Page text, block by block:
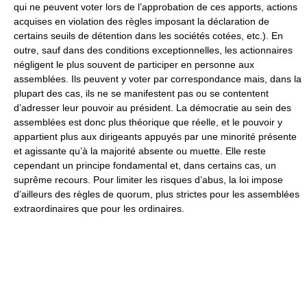
qui ne peuvent voter lors de l’approbation de ces apports, actions
acquises en violation des règles imposant la déclaration de
certains seuils de détention dans les sociétés cotées, etc.). En
outre, sauf dans des conditions exceptionnelles, les actionnaires
négligent le plus souvent de participer en personne aux
assemblées. Ils peuvent y voter par correspondance mais, dans la
plupart des cas, ils ne se manifestent pas ou se contentent
d’adresser leur pouvoir au président. La démocratie au sein des
assemblées est donc plus théorique que réelle, et le pouvoir y
appartient plus aux dirigeants appuyés par une minorité présente
et agissante qu’à la majorité absente ou muette. Elle reste
cependant un principe fondamental et, dans certains cas, un
suprême recours. Pour limiter les risques d’abus, la loi impose
d’ailleurs des règles de quorum, plus strictes pour les assemblées
extraordinaires que pour les ordinaires.